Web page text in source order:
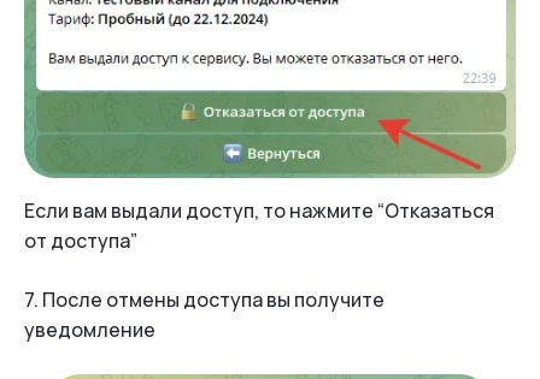
Если вам выдали доступ, то нажмите “Отказаться
от доступа”
7. После отмены доступа вы получите
уведомление